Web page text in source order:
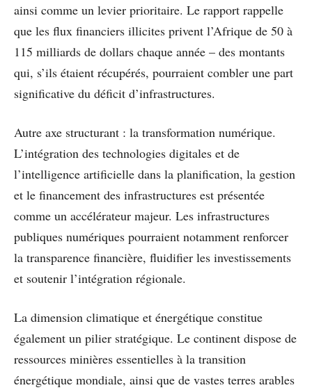
ainsi comme un levier prioritaire. Le rapport rappelle
que les flux financiers illicites privent l’Afrique de 50 à
115 milliards de dollars chaque année – des montants
qui, s’ils étaient récupérés, pourraient combler une part
significative du déficit d’infrastructures.
Autre axe structurant : la transformation numérique.
L’intégration des technologies digitales et de
l’intelligence artificielle dans la planification, la gestion
et le financement des infrastructures est présentée
comme un accélérateur majeur. Les infrastructures
publiques numériques pourraient notamment renforcer
la transparence financière, fluidifier les investissements
et soutenir l’intégration régionale.
La dimension climatique et énergétique constitue
également un pilier stratégique. Le continent dispose de
ressources minières essentielles à la transition
énergétique mondiale, ainsi que de vastes terres arables